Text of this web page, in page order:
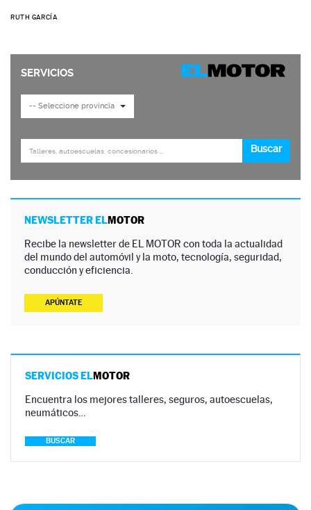
RUTH GARCÍA
NEWSLETTER ELMOTOR
Recibe la newsletter de EL MOTOR con toda la actualidad
del mundo del automóvil y la moto, tecnología, seguridad,
conducción y eficiencia.
APÚNTATE
SERVICIOS ELMOTOR
Encuentra los mejores talleres, seguros, autoescuelas,
neumáticos…
BUSCAR